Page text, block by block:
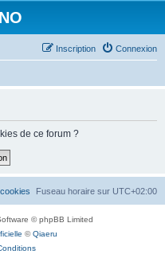
Connexion
Inscription
de ce forum ?
Fuseau horaire sur UTC+02:00
© phpBB Limited
©Qiaeru